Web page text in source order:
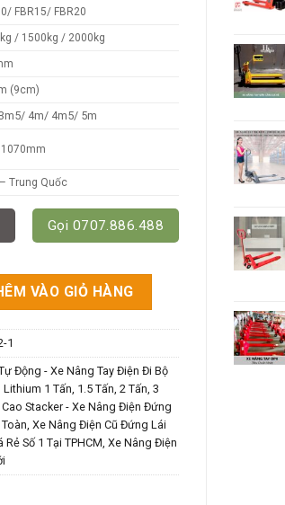
FBR15/ FBR20
/ 1500kg / 2000kg
(9cm)
4m/ 4m5/ 5m
Trung Quốc
Gọi 0707.886.488
Niuli - Reach Truck 1 Tấn/ 1.5 Tấn/ 2 Tấn
VÀO GIỎ HÀNG
1
Động - Xe Nâng Tay Điện Đi Bộ
1 Tấn, 1.5 Tấn, 2 Tấn, 3
Stacker - Xe Nâng Điện Đứng
Xe Nâng Điện Cũ Đứng Lái
Số 1 Tại TPHCM Xe Nâng Điện